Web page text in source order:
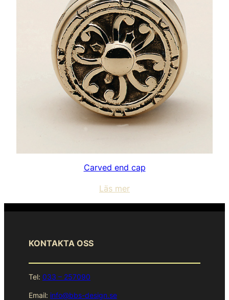
Carved end cap
Läs mer
KONTAKTA OSS
Tel: 033 – 257090
Email: info@bbs-design.se